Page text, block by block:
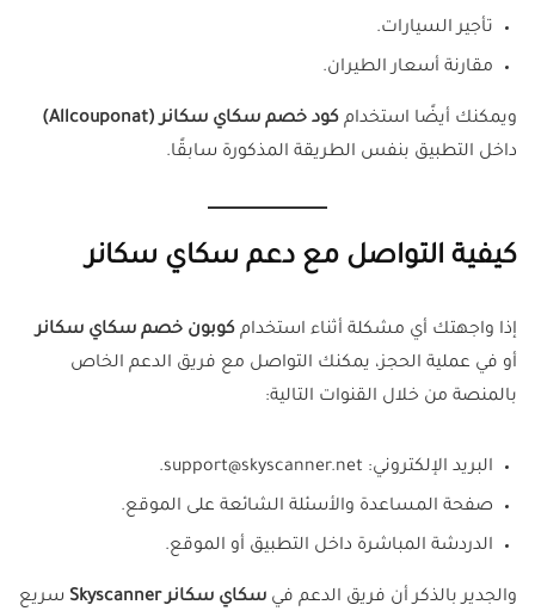
تأجير السيارات.
مقارنة أسعار الطيران.
ويمكنك أيضًا استخدام كود خصم سكاي سكانر (Allcouponat)
داخل التطبيق بنفس الطريقة المذكورة سابقًا.
كيفية التواصل مع دعم سكاي سكانر
إذا واجهتك أي مشكلة أثناء استخدام كوبون خصم سكاي سكانر
أو في عملية الحجز، يمكنك التواصل مع فريق الدعم الخاص
بالمنصة من خلال القنوات التالية:
البريد الإلكتروني: support@skyscanner.net.
صفحة المساعدة والأسئلة الشائعة على الموقع.
الدردشة المباشرة داخل التطبيق أو الموقع.
والجدير بالذكر أن فريق الدعم في سكاي سكانر Skyscanner
سريع